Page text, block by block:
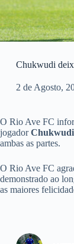
Chukwudi
2 de Agosto,
O Rio Ave FC
jogador
ambas as partes.
O Rio Ave FC
demonstrado ao
as maiores